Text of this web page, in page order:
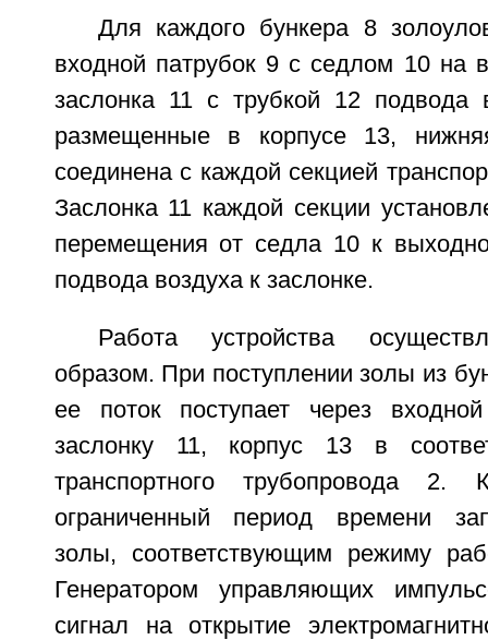
Для каждого бункера 8
входной патрубок 9 с седлом 10 на
заслонка 11 с трубкой 12 подвода
размещенные в корпусе 13,
соединена с каждой секцией
Заслонка 11 каждой секции
перемещения от седла 10 к
подвода воздуха к заслонке.
Работа устройства
образом. При поступлении золы из
ее поток поступает через
заслонку 11, корпус 13 в
транспортного трубопровода
ограниченный период времени
золы, соответствующим режиму
Генератором управляющих
сигнал на открытие